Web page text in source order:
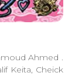
Ahmed .
Keita, Cheick